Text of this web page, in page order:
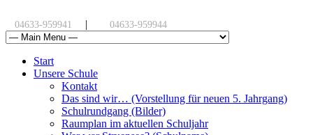
04633-959941 | 04633-959944
Start
Unsere Schule
Kontakt
Das sind wir… (Vorstellung für neuen 5. Jahrgang)
Schulrundgang (Bilder)
Raumplan im aktuellen Schuljahr